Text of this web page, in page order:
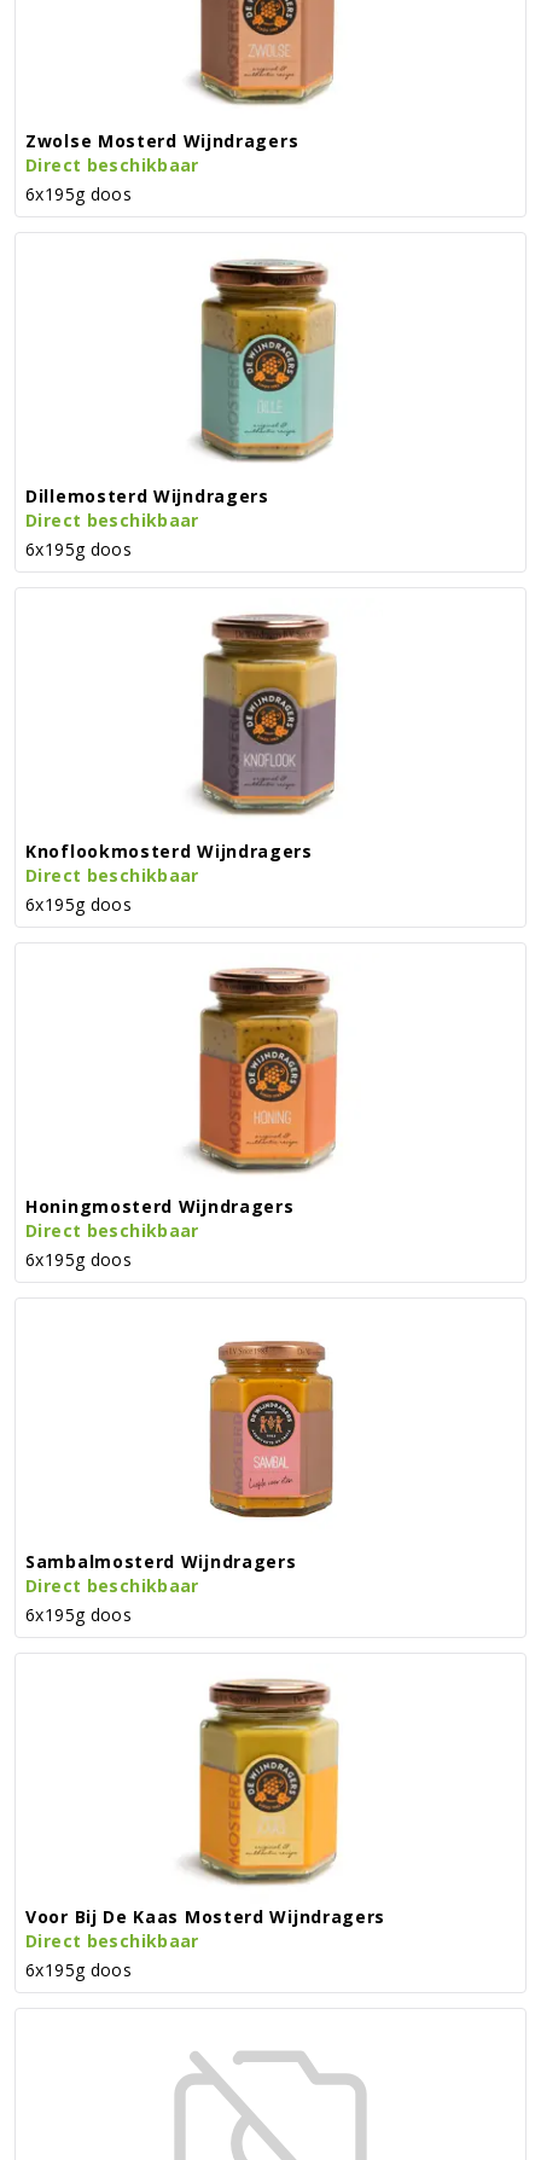
Zwolse Mosterd Wijndragers
Direct beschikbaar
6x195g doos
Dillemosterd Wijndragers
Direct beschikbaar
6x195g doos
Knoflookmosterd Wijndragers
Direct beschikbaar
6x195g doos
Honingmosterd Wijndragers
Direct beschikbaar
6x195g doos
Sambalmosterd Wijndragers
Direct beschikbaar
6x195g doos
Voor Bij De Kaas Mosterd Wijndragers
Direct beschikbaar
6x195g doos